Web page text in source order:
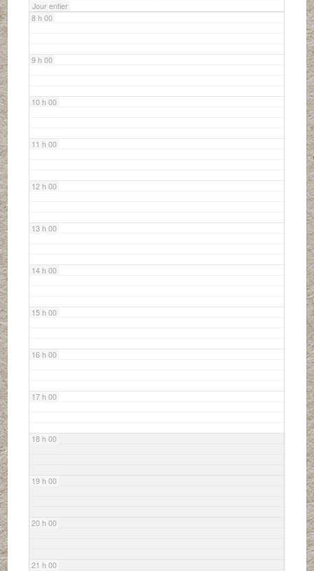
Jour entier
8 h 00
9 h 00
10 h 00
11 h 00
12 h 00
13 h 00
14 h 00
15 h 00
16 h 00
17 h 00
18 h 00
19 h 00
20 h 00
21 h 00